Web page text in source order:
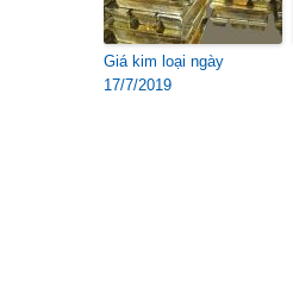
Giá kim loại ngày
17/7/2019